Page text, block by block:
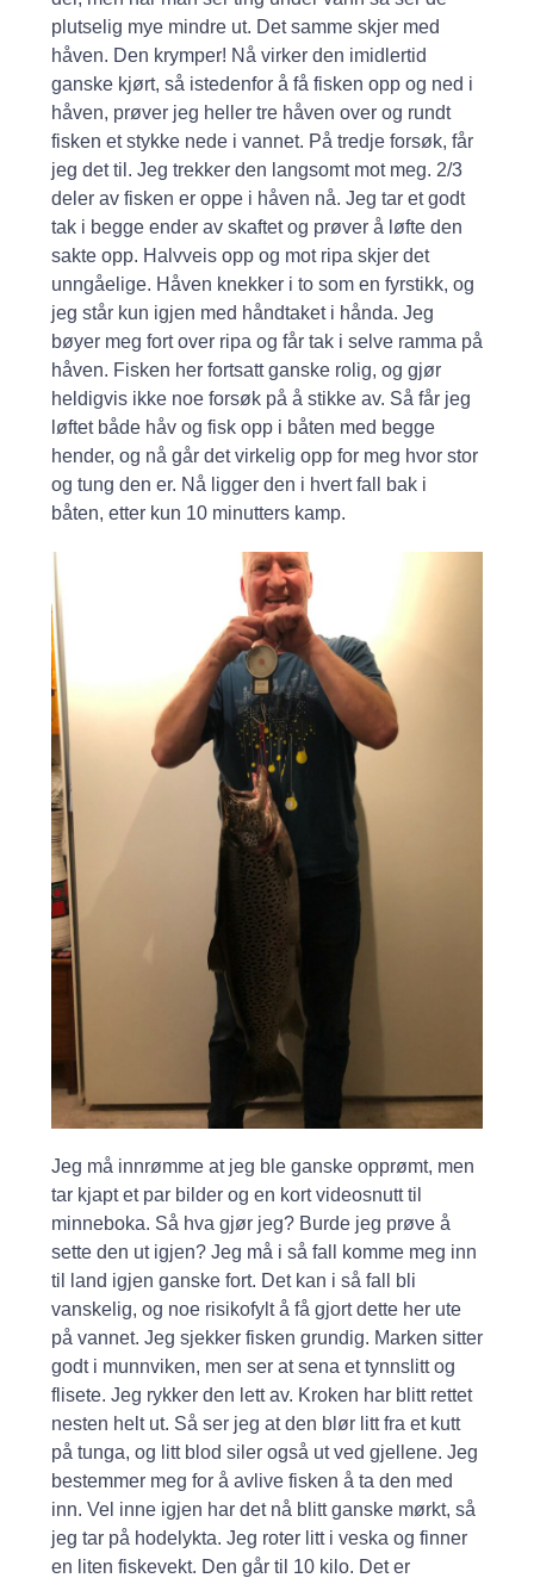
plutselig mye mindre ut. Det samme skjer med
håven. Den krymper! Nå virker den imidlertid
ganske kjørt, så istedenfor å få fisken opp og ned i
håven, prøver jeg heller tre håven over og rundt
fisken et stykke nede i vannet. På tredje forsøk, får
jeg det til. Jeg trekker den langsomt mot meg. 2/3
deler av fisken er oppe i håven nå. Jeg tar et godt
tak i begge ender av skaftet og prøver å løfte den
sakte opp. Halvveis opp og mot ripa skjer det
unngåelige. Håven knekker i to som en fyrstikk, og
jeg står kun igjen med håndtaket i hånda. Jeg
bøyer meg fort over ripa og får tak i selve ramma på
håven. Fisken her fortsatt ganske rolig, og gjør
heldigvis ikke noe forsøk på å stikke av. Så får jeg
løftet både håv og fisk opp i båten med begge
hender, og nå går det virkelig opp for meg hvor stor
og tung den er. Nå ligger den i hvert fall bak i
båten, etter kun 10 minutters kamp.
Jeg må innrømme at jeg ble ganske opprømt, men
tar kjapt et par bilder og en kort videosnutt til
minneboka. Så hva gjør jeg? Burde jeg prøve å
sette den ut igjen? Jeg må i så fall komme meg inn
til land igjen ganske fort. Det kan i så fall bli
vanskelig, og noe risikofylt å få gjort dette her ute
på vannet. Jeg sjekker fisken grundig. Marken sitter
godt i munnviken, men ser at sena et tynnslitt og
flisete. Jeg rykker den lett av. Kroken har blitt rettet
nesten helt ut. Så ser jeg at den blør litt fra et kutt
på tunga, og litt blod siler også ut ved gjellene. Jeg
bestemmer meg for å avlive fisken å ta den med
inn. Vel inne igjen har det nå blitt ganske mørkt, så
jeg tar på hodelykta. Jeg roter litt i veska og finner
en liten fiskevekt. Den går til 10 kilo. Det er